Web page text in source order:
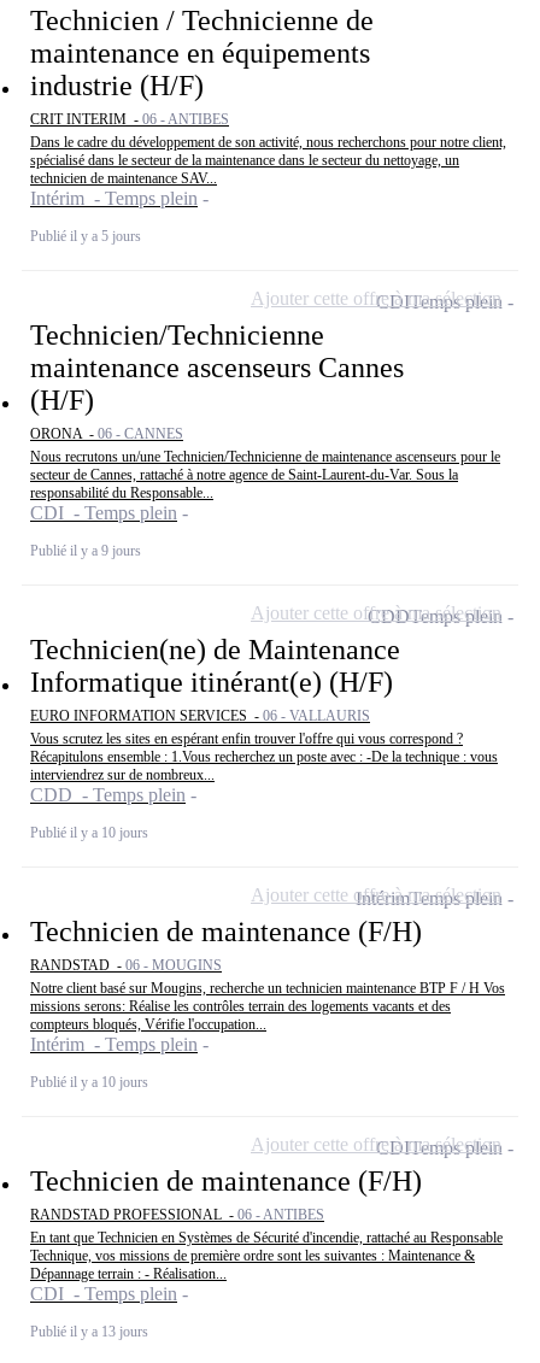
Technicien / Technicienne de
maintenance en équipements
industrie (H/F)
CRIT INTERIM - 06 - ANTIBES
Dans le cadre du développement de son activité, nous recherchons pour notre client,
spécialisé dans le secteur de la maintenance dans le secteur du nettoyage, un
technicien de maintenance SAV...
Intérim - Temps plein
Publié il y a 5 jours
Technicien/Technicienne
maintenance ascenseurs Cannes
(H/F)
ORONA - 06 - CANNES
Nous recrutons un/une Technicien/Technicienne de maintenance ascenseurs pour le
secteur de Cannes, rattaché à notre agence de Saint-Laurent-du-Var. Sous la
responsabilité du Responsable...
CDI - Temps plein
Publié il y a 9 jours
CDITemps plein
Ajouter cette offre à ma sélection
Technicien(ne) de Maintenance
Informatique itinérant(e) (H/F)
EURO INFORMATION SERVICES - 06 - VALLAURIS
Vous scrutez les sites en espérant enfin trouver l'offre qui vous correspond ?
Récapitulons ensemble : 1.Vous recherchez un poste avec : -De la technique : vous
interviendrez sur de nombreux...
CDD - Temps plein
Publié il y a 10 jours
CDDTemps plein
Ajouter cette offre à ma sélection
Technicien de maintenance (F/H)
RANDSTAD - 06 - MOUGINS
Notre client basé sur Mougins, recherche un technicien maintenance BTP F / H Vos
missions serons: Réalise les contrôles terrain des logements vacants et des
compteurs bloqués, Vérifie l'occupation...
Intérim - Temps plein
Publié il y a 10 jours
IntérimTemps plein
Ajouter cette offre à ma sélection
Technicien de maintenance (F/H)
RANDSTAD PROFESSIONAL - 06 - ANTIBES
En tant que Technicien en Systèmes de Sécurité d'incendie, rattaché au Responsable
Technique, vos missions de première ordre sont les suivantes : Maintenance &
Dépannage terrain : - Réalisation...
CDI - Temps plein
Publié il y a 13 jours
CDITemps plein
Ajouter cette offre à ma sélection